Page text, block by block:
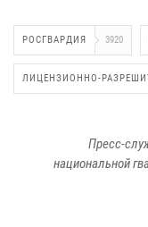
РОСГВАРДИЯ 3920
ЛИЦЕНЗИОННО-
Пресс-
национальной